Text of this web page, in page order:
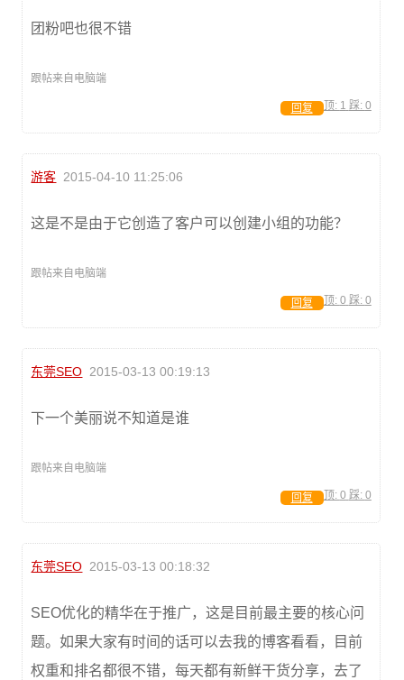
团粉吧也很不错
跟帖来自电脑端
顶: 1 踩: 0
回复
游客 2015-04-10 11:25:06
这是不是由于它创造了客户可以创建小组的功能？
跟帖来自电脑端
顶: 0 踩: 0
回复
东莞SEO 2015-03-13 00:19:13
下一个美丽说不知道是谁
跟帖来自电脑端
顶: 0 踩: 0
回复
东莞SEO 2015-03-13 00:18:32
SEO优化的精华在于推广，这是目前最主要的核心问
题。如果大家有时间的话可以去我的博客看看，目前
权重和排名都很不错，每天都有新鲜干货分享，去了